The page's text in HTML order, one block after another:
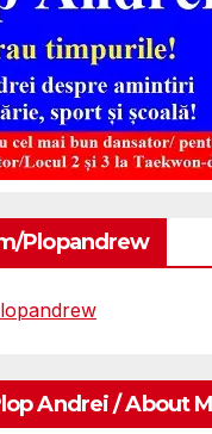
plopandrew
Andrei / About